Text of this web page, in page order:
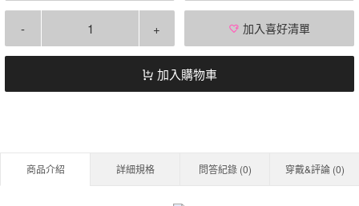
- + 加入喜好清單
加入購物車
商品介紹 詳細規格 問答紀錄 (0) 穿戴&評論 (0)